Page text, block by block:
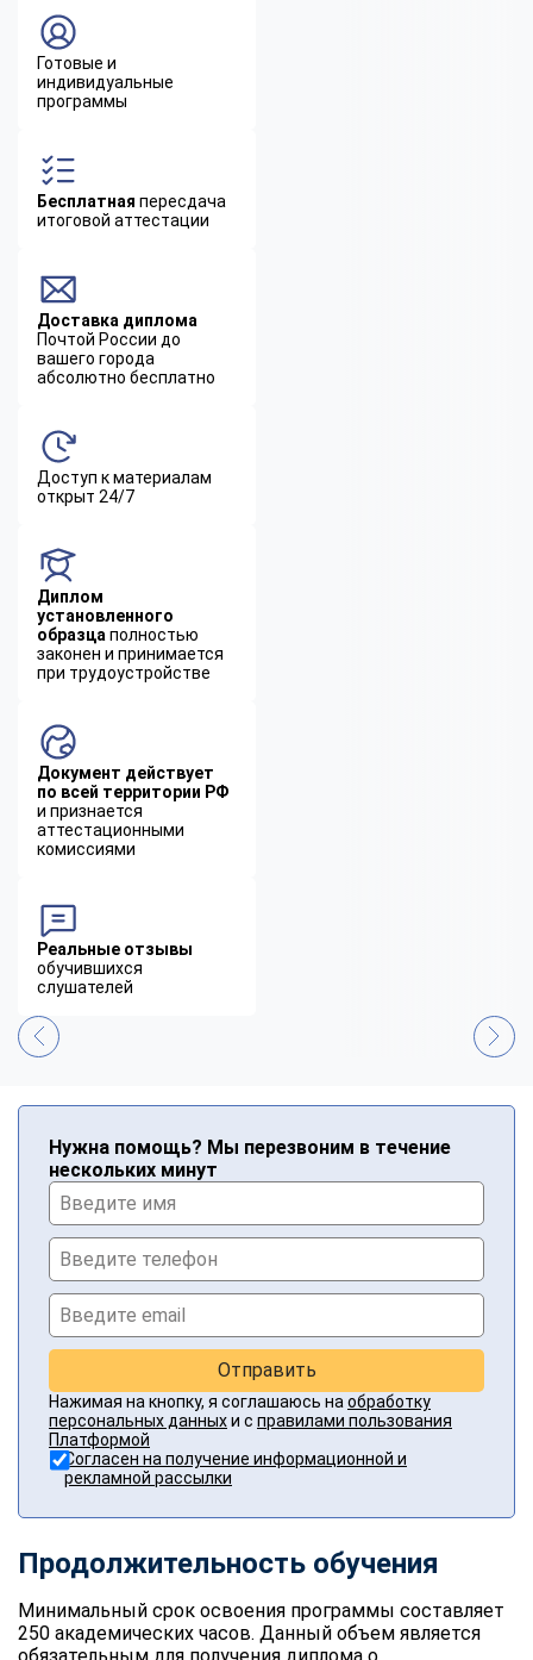
Готовые и
индивидуальные
программы
Бесплатная пересдача
итоговой аттестации
Доставка диплома
Почтой России до
вашего города
абсолютно бесплатно
Доступ к материалам
открыт 24/7
Диплом
установленного
образца полностью
законен и принимается
при трудоустройстве
Документ действует
по всей территории РФ
и признается
аттестационными
комиссиями
Реальные отзывы
обучившихся
слушателей
Нужна помощь? Мы перезвоним в течение
нескольких минут
Отправить
Нажимая на кнопку, я соглашаюсь на обработку
персональных данныхи с правилами пользования
Платформой
Согласен на получение информационной и
рекламной рассылки
Продолжительность обучения
Минимальный срок освоения программы составляет
250 академических часов. Данный объем является